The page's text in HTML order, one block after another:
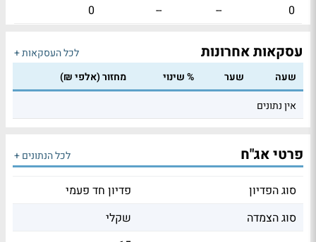
0
--
--
0
עסקאות אחרונות
לכל העסקאות +
שעה
שער % שינוי
מחזור (אלפי ₪)
אין נתונים
פרטי אג"ח לכל הנתונים +
סוג הפדיון
פדיון חד פעמי
סוג הצמדה
שקלי